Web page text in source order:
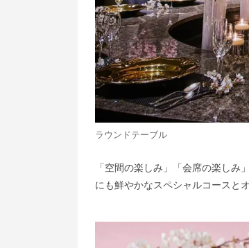
ラウンドテーブル
「空間の楽しみ」「会席の楽し
にも鮮やかなスペシャルコースと